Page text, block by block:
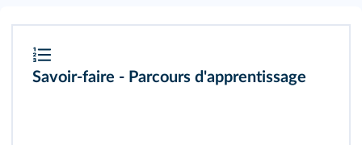
Savoir-faire - Parcours d'apprentissage